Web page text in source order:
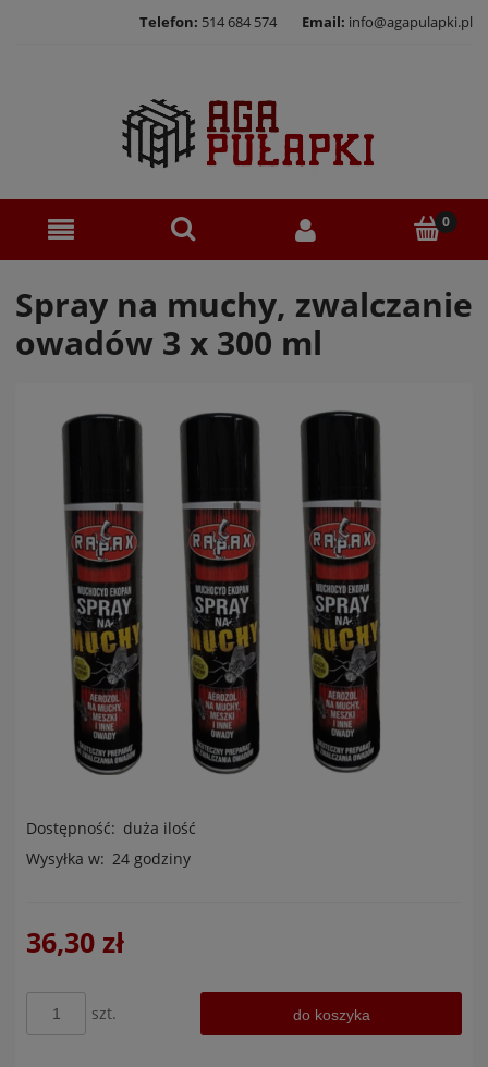
Telefon: 514 684 574 Email: info@agapulapki.pl
Spray na muchy, zwalczanie
owadów 3 x 300 ml
Dostępność: duża ilość
Wysyłka w: 24 godziny
36,30 zł
szt. do koszyka